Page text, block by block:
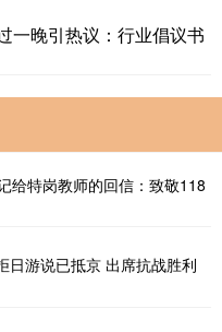
一晚引热议：行业倡议书
给特岗教师的回信：致敬118
日游说已抵京 出席抗战胜利